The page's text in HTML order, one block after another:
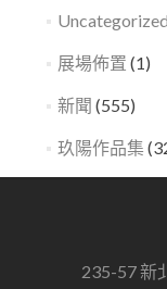
Uncategorized
展場佈置 (1)
新聞 (555)
玖陽作品集
235-57 新